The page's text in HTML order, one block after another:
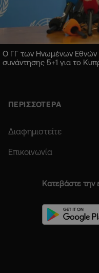
Ο ΓΓ των Ηνωμένων Εθνών
συνάντησης 5+1 για το
ΠΕΡΙΣΣΟΤΕΡΑ
Διαφημιστείτε
Επικοινωνία
Κατεβάστε την